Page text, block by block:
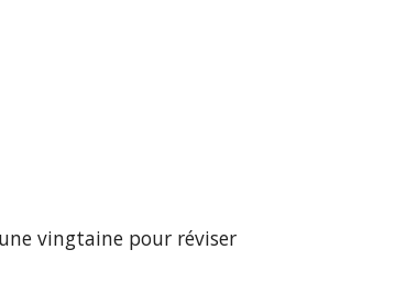
vingtaine pour réviser